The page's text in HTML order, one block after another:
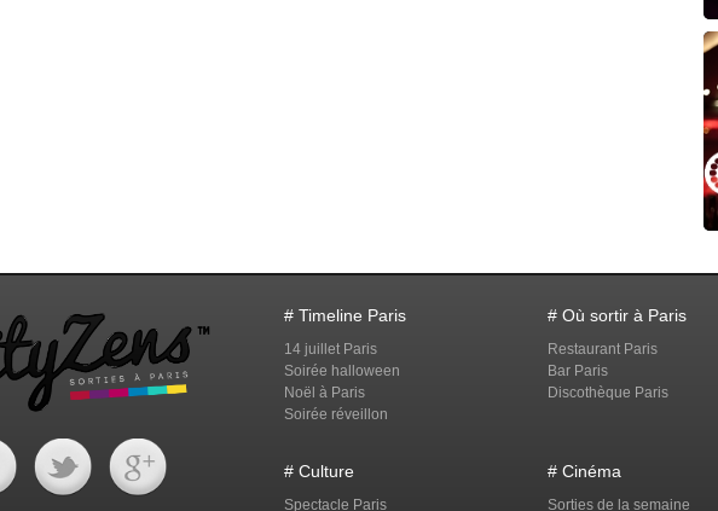
# Timeline Paris
14 juillet Paris
Soirée halloween
Noël à Paris
Soirée réveillon
# Où sortir à Paris
Restaurant Paris
Bar Paris
Discothèque Paris
# Culture
Spectacle Paris
# Cinéma
Sorties de la semaine